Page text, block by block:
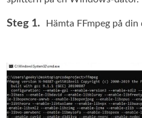
Steg 1. Hämta FFmpeg på din